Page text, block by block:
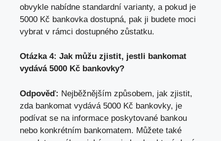
obvykle nabídne standardní varianty, a pokud je
5000 Kč bankovka dostupná, pak ji budete moci
vybrat v rámci dostupného zůstatku.
Otázka 4: Jak můžu zjistit, jestli bankomat
vydává 5000 Kč bankovky?
Odpověď: Nejběžnějším způsobem, jak zjistit,
zda bankomat vydává 5000 Kč bankovky, je
podívat se na informace poskytované bankou
nebo konkrétním bankomatem. Můžete také